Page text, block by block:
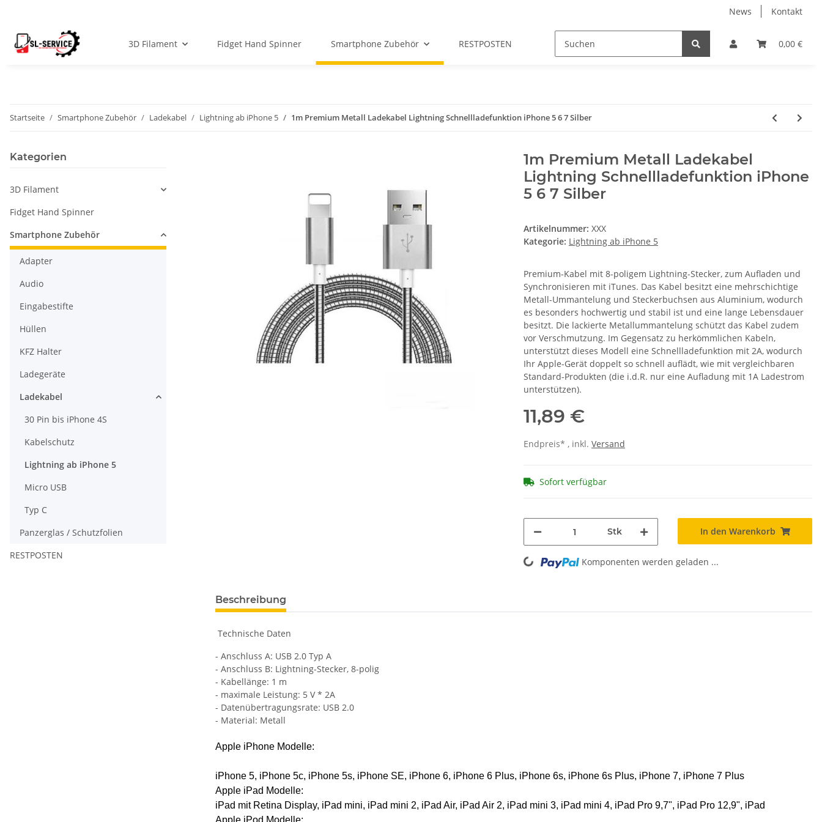
News Kontakt
0,00 €
3D Filament Fidget Hand Spinner Smartphone Zubehör RESTPOSTEN
Startseite Smartphone Zubehör Ladekabel Lightning ab iPhone 5 1m Premium Metall Ladekabel Lightning Schnellladefunktion iPhone 5 6 7 Silber
1m Premium Metall Ladekabel
Lightning Schnellladefunktion iPhone
5 6 7 Silber
Artikelnummer: XXX
Kategorie: Lightning ab iPhone 5
Premium-Kabel mit 8-poligem Lightning-Stecker, zum Aufladen und
Synchronisieren mit iTunes. Das Kabel besitzt eine mehrschichtige
Metall-Ummantelung und Steckerbuchsen aus Aluminium, wodurch
es besonders hochwertig und stabil ist und eine lange Lebensdauer
besitzt. Die lackierte Metallummantelung schützt das Kabel zudem
vor Verschmutzung. Im Gegensatz zu herkömmlichen Kabeln,
unterstützt dieses Modell eine Schnellladefunktion mit 2A, wodurch
Ihr Apple-Gerät doppelt so schnell auflädt, wie mit vergleichbaren
Standard-Produkten (die i.d.R. nur eine Aufladung mit 1A Ladestrom
unterstützen).
11,89 €
Endpreis* , inkl. Versand
Sofort verfügbar
Stk In den Warenkorb
Loading... Komponenten werden geladen ...
Beschreibung
Technische Daten
- Anschluss A: USB 2.0 Typ A
- Anschluss B: Lightning-Stecker, 8-polig
- Kabellänge: 1 m
- maximale Leistung: 5 V * 2A
- Datenübertragungsrate: USB 2.0
- Material: Metall
Apple iPhone Modelle:
iPhone 5, iPhone 5c, iPhone 5s, iPhone SE, iPhone 6, iPhone 6 Plus, iPhone 6s, iPhone 6s Plus, iPhone 7, iPhone 7 Plus
Apple iPad Modelle:
iPad mit Retina Display, iPad mini, iPad mini 2, iPad Air, iPad Air 2, iPad mini 3, iPad mini 4, iPad Pro 9,7", iPad Pro 12,9", iPad
Apple iPod Modelle:
Kategorien
3D Filament
Fidget Hand Spinner
Smartphone Zubehör
Adapter
Audio
Eingabestifte
Hüllen
KFZ Halter
Ladegeräte
Ladekabel
30 Pin bis iPhone 4S
Kabelschutz
Lightning ab iPhone 5
Micro USB
Typ C
Panzerglas / Schutzfolien
RESTPOSTEN